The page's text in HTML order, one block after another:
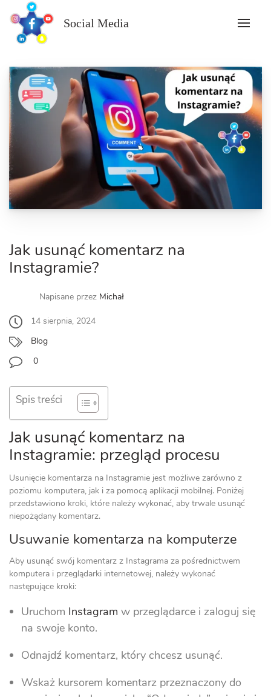
content
Social Media
Jak usunąć komentarz na
Instagramie?
Napisane przez Michał
14 sierpnia, 2024
Blog
0
Spis treści
Jak usunąć komentarz na
Instagramie: przegląd procesu
Usunięcie komentarza na Instagramie jest możliwe zarówno z
poziomu komputera, jak i za pomocą aplikacji mobilnej. Poniżej
przedstawiono kroki, które należy wykonać, aby trwale usunąć
niepożądany komentarz.
Usuwanie komentarza na komputerze
Aby usunąć swój komentarz z Instagrama za pośrednictwem
komputera i przeglądarki internetowej, należy wykonać
następujące kroki:
Uruchom Instagram w przeglądarce i zaloguj się
na swoje konto.
Odnajdź komentarz, który chcesz usunąć.
Wskaż kursorem komentarz przeznaczony do